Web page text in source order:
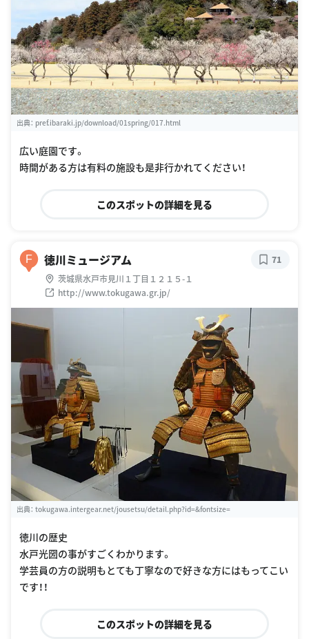
出典： pref.ibaraki.jp/download/01spring/017.html
広い庭園です。
時間がある方は有料の施設も是非行かれてください！
このスポットの詳細を見る
F 徳川ミュージアム
茨城県水戸市見川１丁目１２１５-１
http://www.tokugawa.gr.jp/
71
出典： tokugawa.intergear.net/jousetsu/detail.php?id=&fontsize=
徳川の歴史
水戸光圀の事がすごくわかります。
学芸員の方の説明もとても丁寧なので好きな方にはもってこい
です！！
このスポットの詳細を見る